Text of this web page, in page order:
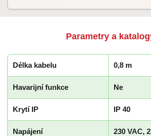
Parametry a
Délka kabelu 0,8 m
Havarijní funkce Ne
Krytí IP IP 40
Napájení 230 VAC,